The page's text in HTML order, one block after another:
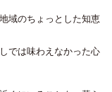
域のちょっとした知恵
では味わえなかった心